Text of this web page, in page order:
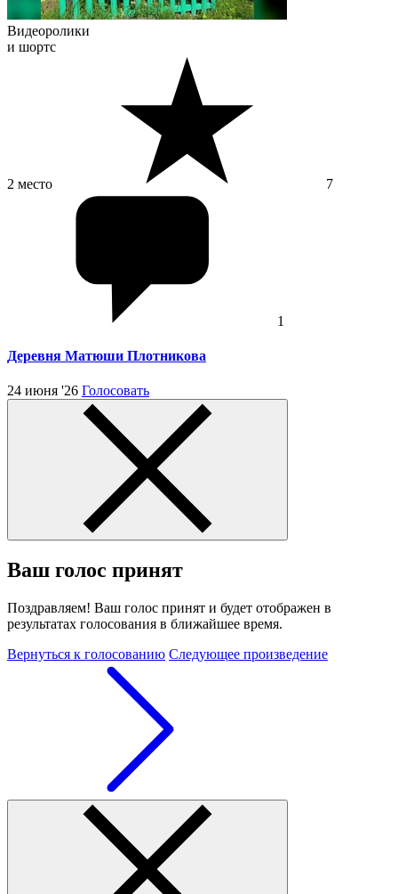
Видеоролики
и шортс
2 место 7
1
Деревня Матюши Плотникова
24 июня '26 Голосовать
Ваш голос принят
Поздравляем! Ваш голос принят и будет отображен в
результатах голосования в ближайшее время.
Вернуться к голосованию Следующее произведение